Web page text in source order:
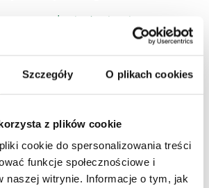
Szczegóły O plikach cookies
z plików cookie
cookie do spersonalizowania treści
funkcje społecznościowe i
naszej witrynie. Informacje o tym, jak
przyrody nieożywionej
terenów nieleśnych
z zakresu ochrony środowiska
ocen oddziaływania na siedliska i
WYBORU: